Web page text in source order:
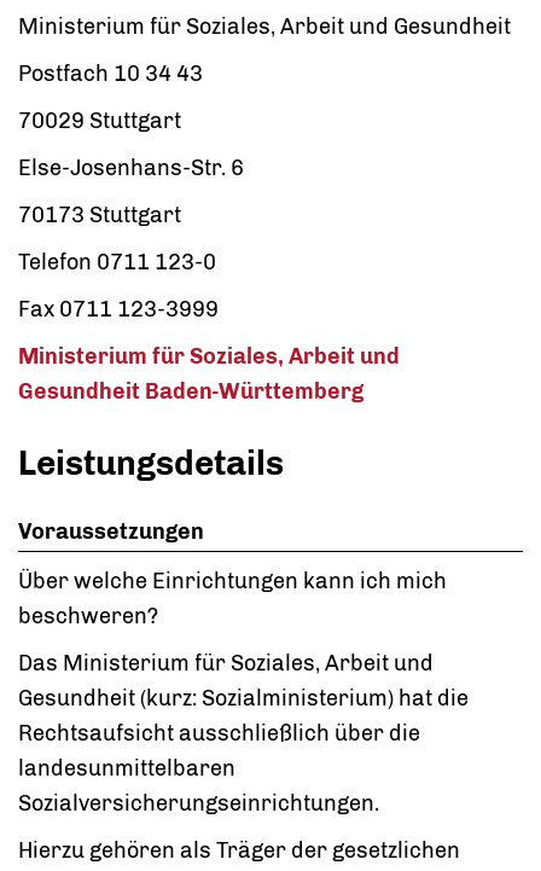
Ministerium für Soziales, Arbeit und Gesundheit
Postfach 10 34 43
70029 Stuttgart
Else-Josenhans-Str. 6
70173 Stuttgart
Telefon 0711 123-0
Fax 0711 123-3999
Ministerium für Soziales, Arbeit und
Gesundheit Baden-Württemberg
Leistungsdetails
Voraussetzungen
Über welche Einrichtungen kann ich mich
beschweren?
Das Ministerium für Soziales, Arbeit und
Gesundheit (kurz: Sozialministerium) hat die
Rechtsaufsicht ausschließlich über die
landesunmittelbaren
Sozialversicherungseinrichtungen.
Hierzu gehören als Träger der gesetzlichen